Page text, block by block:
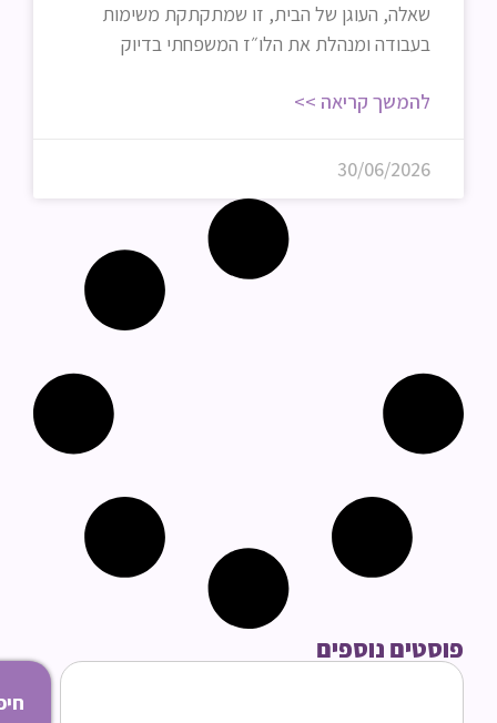
שאלה, העוגן של הבית, זו שמתקתקת משימות
בעבודה ומנהלת את הלו״ז המשפחתי בדיוק
להמשך קריאה >>
30/06/2026
נוספים